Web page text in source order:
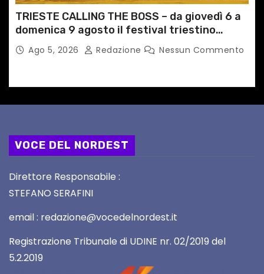
TRIESTE CALLING THE BOSS – da giovedì 6 a
domenica 9 agosto il festival triestino
dedicato a Springsteen
Ago 5, 2026 Redazione Nessun Commento
VOCE DEL NORDEST
Direttore Responsabile :
STEFANO SERAFINI
email : redazione@vocedelnordest.it
Registrazione Tribunale di UDINE nr. 02/2019 del
5.2.2019